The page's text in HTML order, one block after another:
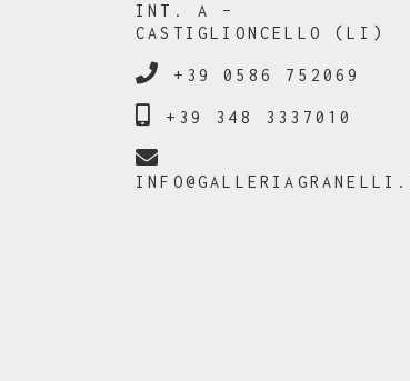
INT. A –
CASTIGLIONCELLO (LI)
+39 0586 752069
+39 348 3337010